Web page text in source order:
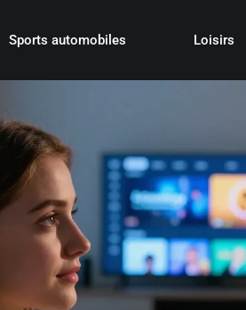
Sports automobiles Loisirs